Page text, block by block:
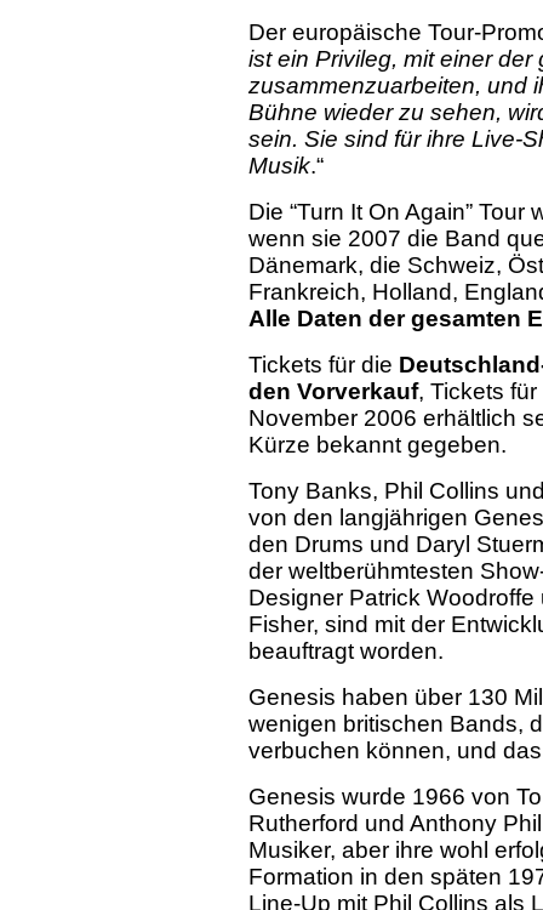
Der europäische Tour-
ist ein Privileg, mit einer
zusammenzuarbeiten, und
Bühne wieder zu sehen,
sein. Sie sind für ihre Live-
Musik.“
Die “Turn It On Again”
wenn sie 2007 die Band
Dänemark, die Schweiz,
Frankreich, Holland,
Alle Daten der gesamten
Tickets für die
den Vorverkauf, Tickets
November 2006 erhältlich
Kürze bekannt gegeben.
Tony Banks, Phil Collins
von den langjährigen
den Drums und Daryl
der weltberühmtesten
Designer Patrick
Fisher, sind mit der
beauftragt worden.
Genesis haben über 130
wenigen britischen Bands,
verbuchen können, und
Genesis wurde 1966 von
Rutherford und Anthony
Musiker, aber ihre wohl
Formation in den späten
Line-Up mit Phil Collins als